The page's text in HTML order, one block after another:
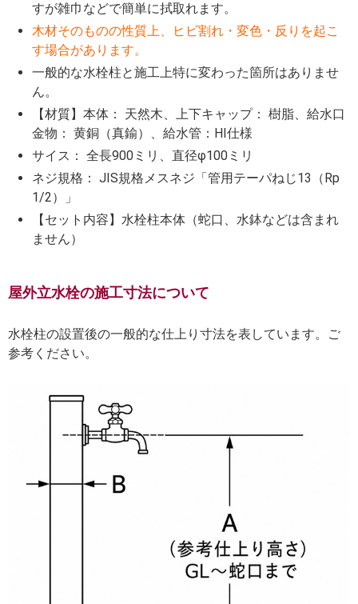
すが雑巾などで簡単に拭取れます。
木材そのものの性質上、ヒビ割れ・変色・反りを起こ
す場合があります。
一般的な水栓柱と施工上特に変わった箇所はありませ
ん。
【材質】本体： 天然木、上下キャップ： 樹脂、給水口
金物： 黄銅（真鍮）、給水管：HI仕様
サイス： 全長900ミリ、直径φ100ミリ
ネジ規格： JIS規格メスネジ「管用テーパねじ13（Rp
1/2）」
【セット内容】水栓柱本体（蛇口、水鉢などは含まれ
ません）
屋外立水栓の施工寸法について
水栓柱の設置後の一般的な仕上り寸法を表しています。ご
参考ください。